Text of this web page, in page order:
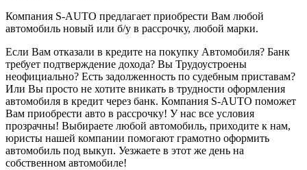
Компания S-AUTO предлагает приобрести Вам любой
автомобиль новый или б/у в рассрочку, любой марки.
Если Вам отказали в кредите на покупку Автомобиля? Банк
требует подтверждение дохода? Вы Трудоустроены
неофициально? Есть задолженность по судебным приставам?
Или Вы просто не хотите вникать в трудности оформления
автомобиля в кредит через банк. Компания S-AUTO поможет
Вам приобрести авто в рассрочку! У нас все условия
прозрачны! Выбираете любой автомобиль, приходите к нам,
юристы нашей компании помогают грамотно оформить
автомобиль под выкуп. Уезжаете в этот же день на
собственном автомобиле!